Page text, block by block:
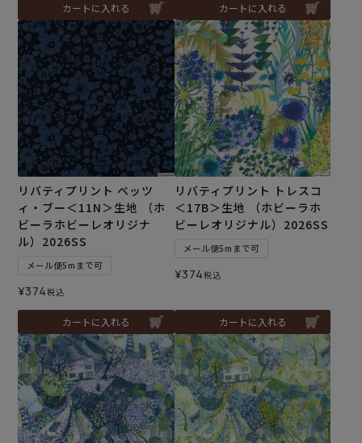
カートに入れる カートに入れる
リバティプリント ベッツ
ィ・ブー＜11N＞生地 （ホ
ビーラホビーレオリジナ
ル）2026SS
メール便5mまで可
¥374税込
カートに入れる
リバティプリント トレスコ
＜17B＞生地 （ホビーラホ
ビーレオリジナル）2026SS
メール便5mまで可
¥374税込
カートに入れる